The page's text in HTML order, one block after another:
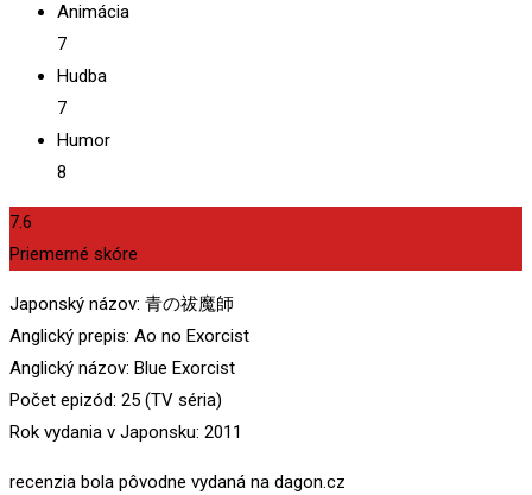
Animácia
7
Hudba
7
Humor
8
7.6
Priemerné skóre
Japonský názov: 青の祓魔師
Anglický prepis: Ao no Exorcist
Anglický názov: Blue Exorcist
Počet epizód: 25 (TV séria)
Rok vydania v Japonsku: 2011
recenzia bola pôvodne vydaná na dagon.cz